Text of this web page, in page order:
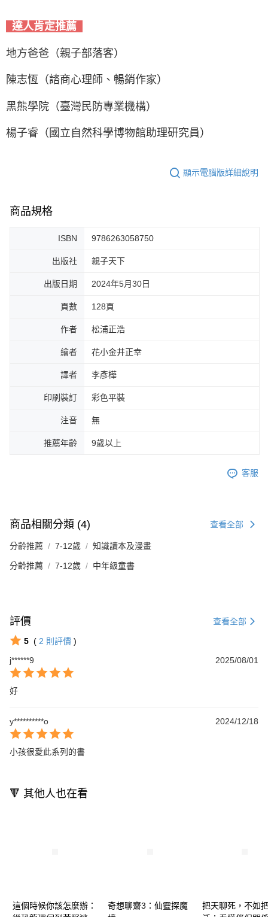
達人肯定推薦
地方爸爸（親子部落客）
陳志恆（諮商心理師、暢銷作家）
黑熊學院（臺灣民防專業機構）
楊子睿（國立自然科學博物館助理研究員）
顯示電腦版詳細說明
商品規格
ISBN 9786263058750
出版社 親子天下
出版日期 2024年5月30日
頁數 128頁
作者 松浦正浩
繪者 花小金井正幸
譯者 李彥樺
印刷裝訂 彩色平裝
注音 無
推薦年齡 9歲以上
客服
商品相關分類 (4) 查看全部
分齡推薦 7-12歲 知識讀本及漫畫
分齡推薦 7-12歲 中年級童書
評價 查看全部
5 ( 2 則評價 )
j******9
2025/08/01
好
y**********o 2024/12/18
小孩很愛此系列的書
🔻 其他人也在看
這個時候你該怎麼辦：
奇想聊齋3：仙靈探魔
把天聊死，不如